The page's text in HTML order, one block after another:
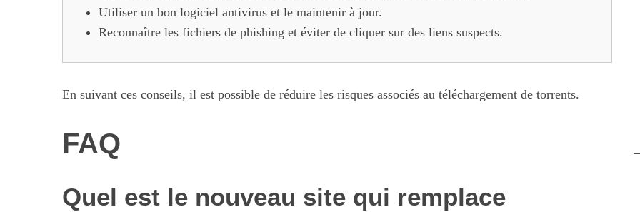
Utiliser un bon logiciel antivirus et le maintenir à jour.
Reconnaître les fichiers de phishing et éviter de cliquer sur des liens suspects.
En suivant ces conseils, il est possible de réduire les risques associés au téléchargement de torrents.
FAQ
Quel est le nouveau site qui remplace